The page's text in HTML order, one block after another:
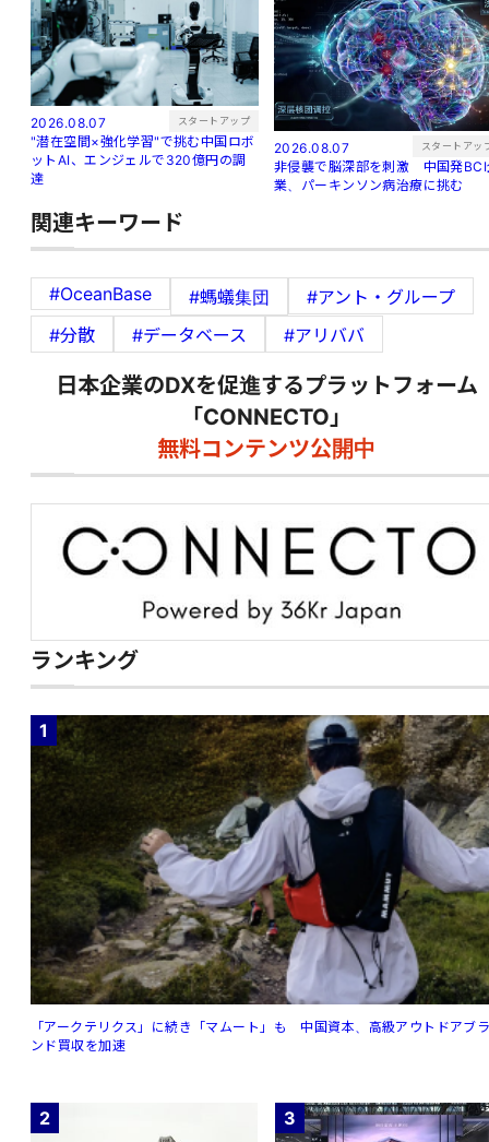
2026.08.07 スタートアップ
"潜在空間×強化学習"で挑む中国ロボ
ットAI、エンジェルで320億円の調
達
2026.08.07 スタートアッ
非侵襲で脳深部を刺激 中国発BCI
業、パーキンソン病治療に挑む
関連キーワード
#OceanBase #螞蟻集団
#アント・グループ
#分散
#データベース #アリババ
日本企業のDXを促進するプラットフォーム
「CONNECTO」
無料コンテンツ公開中
ランキング
1
「アークテリクス」に続き「マムート」も 中国資本、高級アウトドアブ
ンド買収を加速
2 3